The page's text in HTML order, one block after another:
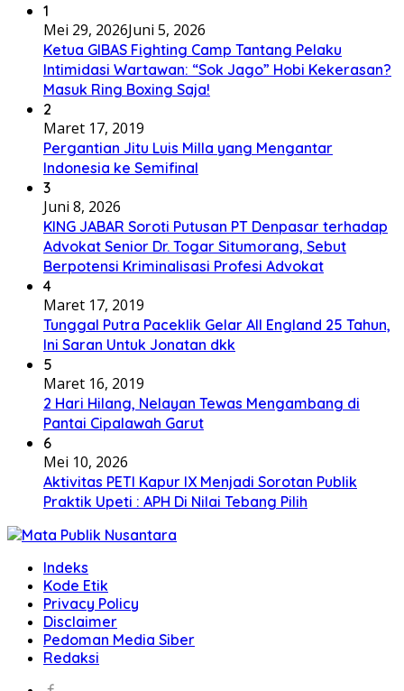
1
Mei 29, 2026Juni 5, 2026
Ketua GIBAS Fighting Camp Tantang Pelaku
Intimidasi Wartawan: “Sok Jago” Hobi Kekerasan?
Masuk Ring Boxing Saja!
2
Maret 17, 2019
Pergantian Jitu Luis Milla yang Mengantar
Indonesia ke Semifinal
3
Juni 8, 2026
KING JABAR Soroti Putusan PT Denpasar terhadap
Advokat Senior Dr. Togar Situmorang, Sebut
Berpotensi Kriminalisasi Profesi Advokat
4
Maret 17, 2019
Tunggal Putra Paceklik Gelar All England 25 Tahun,
Ini Saran Untuk Jonatan dkk
5
Maret 16, 2019
2 Hari Hilang, Nelayan Tewas Mengambang di
Pantai Cipalawah Garut
6
Mei 10, 2026
Aktivitas PETI Kapur IX Menjadi Sorotan Publik
Praktik Upeti : APH Di Nilai Tebang Pilih
Indeks
Kode Etik
Privacy Policy
Disclaimer
Pedoman Media Siber
Redaksi